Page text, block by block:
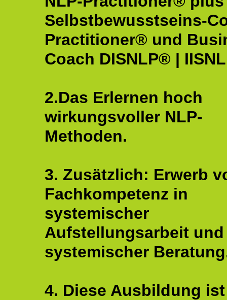
Selbstbewusstseins-
Practitioner® und
Coach DISNLP® |
2.Das Erlernen hoch
wirkungsvoller NLP-
Methoden.
3. Zusätzlich: Erwerb
Fachkompetenz in
systemischer
Aufstellungsarbeit und
systemischer
4. Diese Ausbildung